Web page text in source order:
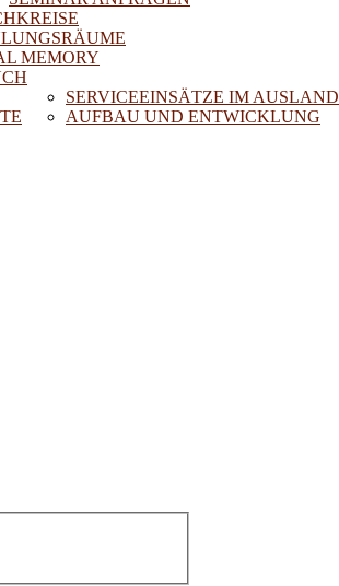
MEMORY
SERVICEEINSÄTZE IM AUSLAND
AUFBAU UND ENTWICKLUNG